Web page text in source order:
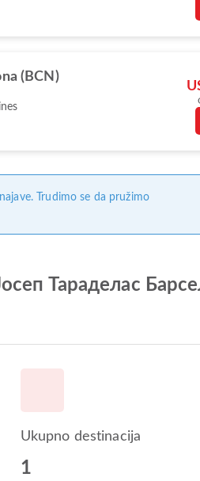
(BCN)
Trudimo se da pružimo
Тараделас
Ukupno destinacija
1